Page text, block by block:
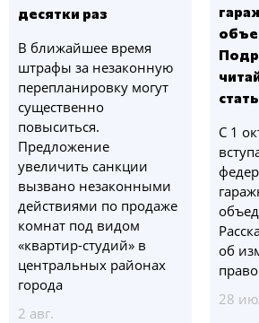
десятки раз
В ближайшее время
штрафы за незаконную
перепланировку могут
существенно
повыситься.
Предложение
увеличить санкции
вызвано незаконными
действиями по продаже
комнат под видом
«квартир-студий» в
центральных районах
города
2 авг.
С 1
об
28